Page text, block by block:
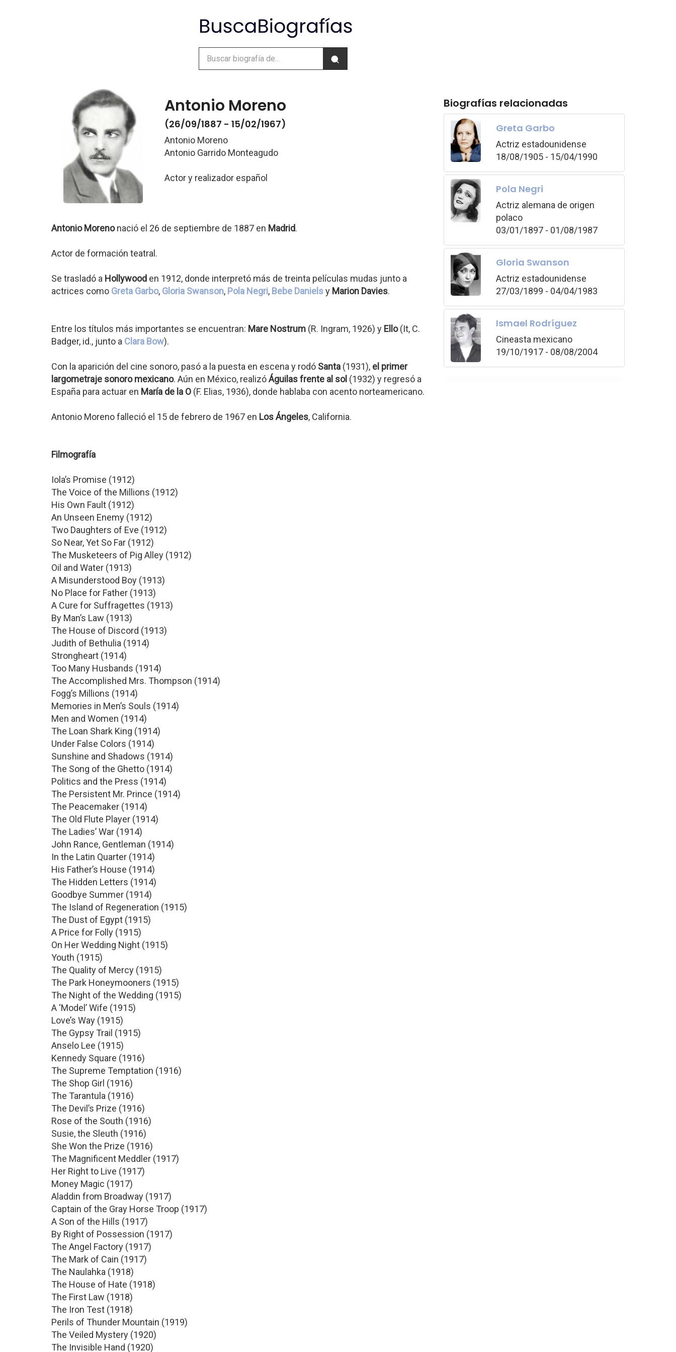
Antonio Moreno
(26/09/1887 - 15/02/1967)
Antonio Moreno
Antonio Garrido Monteagudo
Actor y realizador español
Antonio Morenonació el 26 de septiembre de 1887 en Madrid.
Actor de formación teatral.
Se trasladó a Hollywood en 1912, donde interpretó más de treinta películas mudas junto a
actrices como Greta Garbo, Gloria Swanson, Pola Negri, Bebe Danielsy Marion Davies.
Entre los títulos más importantes se encuentran: Mare Nostrum (R. Ingram, 1926) y Ello(It, C.
Badger, id., junto a Clara Bow).
Con la aparición del cine sonoro, pasó a la puesta en escena y rodó Santa (1931), el primer
largometraje sonoro mexicano. Aún en México, realizóÁguilas frente al sol (1932) y regresó a
España para actuar en María de la O (F. Elias, 1936), donde hablaba con acento norteamericano.
Antonio Moreno falleció el 15 de febrero de 1967 en Los Ángeles, California.
Filmografía
Iola’s Promise (1912)
The Voice of the Millions (1912)
His Own Fault (1912)
An Unseen Enemy (1912)
Two Daughters of Eve (1912)
So Near, Yet So Far (1912)
The Musketeers of Pig Alley (1912)
Oil and Water (1913)
A Misunderstood Boy (1913)
No Place for Father (1913)
A Cure for Suffragettes (1913)
By Man’s Law (1913)
The House of Discord (1913)
Judith of Bethulia (1914)
Strongheart (1914)
Too Many Husbands (1914)
The Accomplished Mrs. Thompson (1914)
Fogg’s Millions (1914)
Memories in Men’s Souls (1914)
Men and Women (1914)
The Loan Shark King (1914)
Under False Colors (1914)
Sunshine and Shadows (1914)
The Song of the Ghetto (1914)
Politics and the Press (1914)
The Persistent Mr. Prince (1914)
The Peacemaker (1914)
The Old Flute Player (1914)
The Ladies’ War (1914)
John Rance, Gentleman (1914)
In the Latin Quarter (1914)
His Father’s House (1914)
The Hidden Letters (1914)
Goodbye Summer (1914)
The Island of Regeneration (1915)
The Dust of Egypt (1915)
A Price for Folly (1915)
On Her Wedding Night (1915)
Youth (1915)
The Quality of Mercy (1915)
The Park Honeymooners (1915)
The Night of the Wedding (1915)
A ‘Model’ Wife (1915)
Love’s Way (1915)
The Gypsy Trail (1915)
Anselo Lee (1915)
Kennedy Square (1916)
The Supreme Temptation (1916)
The Shop Girl (1916)
The Tarantula (1916)
The Devil’s Prize (1916)
Rose of the South (1916)
Susie, the Sleuth (1916)
She Won the Prize (1916)
The Magnificent Meddler (1917)
Her Right to Live (1917)
Money Magic (1917)
Aladdin from Broadway (1917)
Captain of the Gray Horse Troop (1917)
A Son of the Hills (1917)
By Right of Possession (1917)
The Angel Factory (1917)
The Mark of Cain (1917)
The Naulahka (1918)
The House of Hate (1918)
The First Law (1918)
The Iron Test (1918)
Perils of Thunder Mountain (1919)
The Veiled Mystery (1920)
The Invisible Hand (1920)
Biografías relacionadas
Greta Garbo
Actriz estadounidense
18/08/1905 - 15/04/1990
Pola Negri
Actriz alemana de origen
polaco
03/01/1897 - 01/08/1987
Gloria Swanson
Actriz estadounidense
27/03/1899 - 04/04/1983
Ismael Rodríguez
Cineasta mexicano
19/10/1917 - 08/08/2004